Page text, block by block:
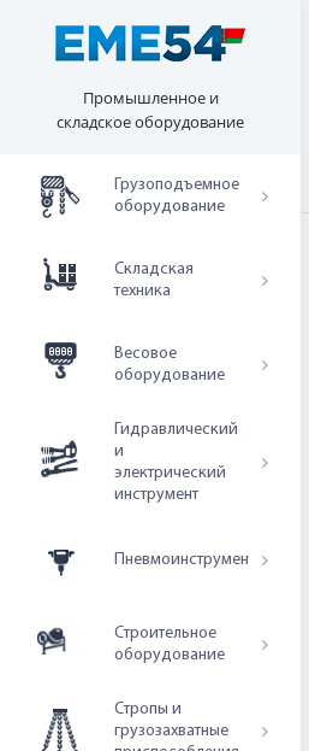
Промышленное и
складское оборудование
Грузоподъемное
оборудование
Складская
техника
Весовое
оборудование
Гидравлический
и
электрический
инструмент
Пневмоинструмент
Строительное
оборудование
Стропы и
грузозахватные